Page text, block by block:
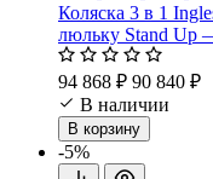
Коляска 3 в 1
люльку Stand Up
94 868 ₽ 90 840 ₽
В наличии
В корзину
-5%